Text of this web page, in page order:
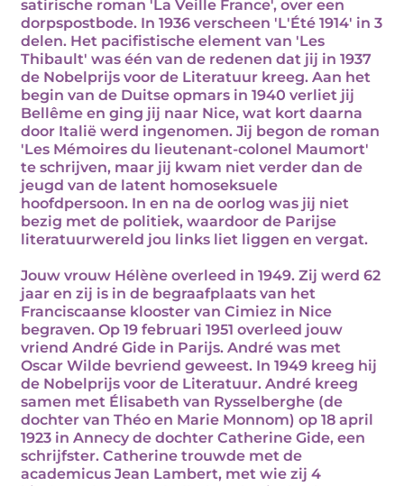
satirische roman 'La Veille France', over een
dorpspostbode. In 1936 verscheen 'L'Été 1914' in 3
delen. Het pacifistische element van 'Les
Thibault' was één van de redenen dat jij in 1937
de Nobelprijs voor de Literatuur kreeg. Aan het
begin van de Duitse opmars in 1940 verliet jij
Bellême en ging jij naar Nice, wat kort daarna
door Italië werd ingenomen. Jij begon de roman
'Les Mémoires du lieutenant-colonel Maumort'
te schrijven, maar jij kwam niet verder dan de
jeugd van de latent homoseksuele
hoofdpersoon. In en na de oorlog was jij niet
bezig met de politiek, waardoor de Parijse
literatuurwereld jou links liet liggen en vergat.
Jouw vrouw Hélène overleed in 1949. Zij werd 62
jaar en zij is in de begraafplaats van het
Franciscaanse klooster van Cimiez in Nice
begraven. Op 19 februari 1951 overleed jouw
vriend André Gide in Parijs. André was met
Oscar Wilde bevriend geweest. In 1949 kreeg hij
de Nobelprijs voor de Literatuur. André kreeg
samen met Élisabeth van Rysselberghe (de
dochter van Théo en Marie Monnom) op 18 april
1923 in Annecy de dochter Catherine Gide, een
schrijfster. Catherine trouwde met de
academicus Jean Lambert, met wie zij 4